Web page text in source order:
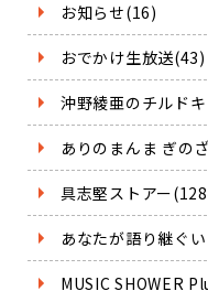
お知らせ(16)
おでかけ生放送(43)
沖野綾亜のチルド
ありのまんま ぎの
具志堅ストアー
あなたが語り継ぐ
MUSIC SHOWER